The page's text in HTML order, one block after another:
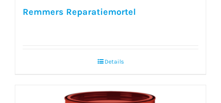
Remmers Reparatiemortel
Details